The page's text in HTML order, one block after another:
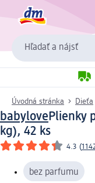
Hľadať a nájsť
Úvodná stránka Dieťa
babylovePlienky
kg), 42 ks
4.3 (
bez parfumu